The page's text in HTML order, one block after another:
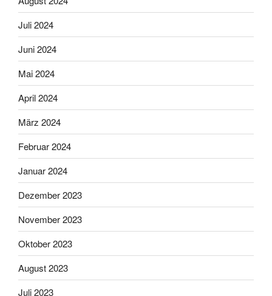
Juli 2024
Juni 2024
Mai 2024
April 2024
März 2024
Februar 2024
Januar 2024
Dezember 2023
November 2023
Oktober 2023
August 2023
Juli 2023